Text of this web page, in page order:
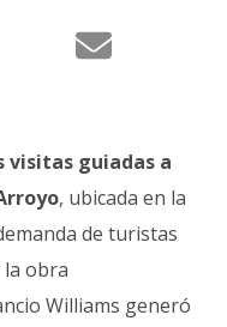
visitas guiadas a
, ubicada en la
de turistas
obra
Williams generó